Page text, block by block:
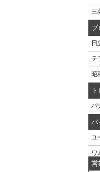
三
ブ
日
テ
昭
パ
バ
ユ
ワ
営